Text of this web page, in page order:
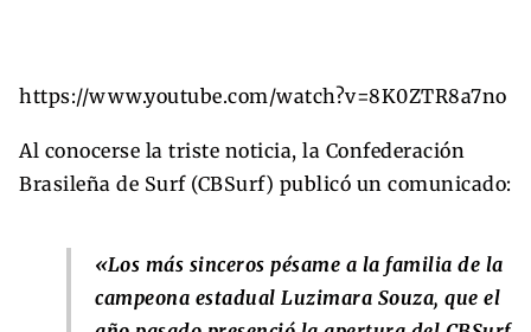
https://www.youtube.com/watch?v=8K0ZTR8a7no
Al conocerse la triste noticia, la Confederación
Brasileña de Surf (CBSurf) publicó un comunicado:
«Los más sinceros pésame a la familia de la
campeona estadual Luzimara Souza, que el